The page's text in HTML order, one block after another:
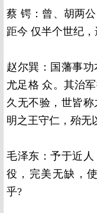
蔡 锷： 曾、胡两
距今 仅半个世纪，
赵尔巽： 国藩事
尤足格 众。其治
久无不验，世皆称
明之王守仁，殆无
毛泽东：予于近人
役，完美无缺，
乎?